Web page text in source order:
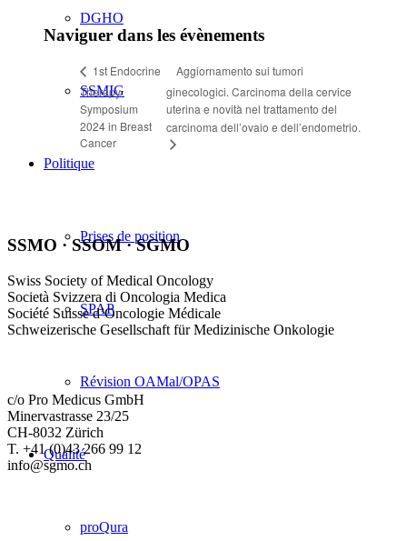
DGHO
SSMIG
Politique
Prises de position
SPAP
Révision OAMal/OPAS
Qualité
proQura
Naviguer dans les évènements
1st Endocrine
Therapy
Symposium
2024 in Breast
Cancer
Aggiornamento sui tumori
ginecologici. Carcinoma della cervice
uterina e novità nel trattamento del
carcinoma dell’ovaio e dell’endometrio.
SSMO · SSOM · SGMO
Swiss Society of Medical Oncology
Società Svizzera di Oncologia Medica
Société Suisse d’Oncologie Médicale
Schweizerische Gesellschaft für Medizinische Onkologie
c/o Pro Medicus GmbH
Minervastrasse 23/25
CH-8032 Zürich
T. +41 (0)43 266 99 12
info@sgmo.ch